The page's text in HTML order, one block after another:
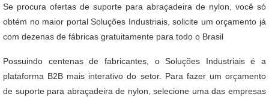
Se procura ofertas de suporte para abraçadeira de nylon, você só
obtém no maior portal Soluções Industriais, solicite um orçamento já
com dezenas de fábricas gratuitamente para todo o Brasil
Possuindo centenas de fabricantes, o Soluções Industriais é a
plataforma B2B mais interativo do setor. Para fazer um orçamento
de suporte para abraçadeira de nylon, selecione uma das empresas